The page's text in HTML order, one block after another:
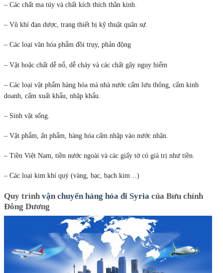
– Các chất ma túy và chất kích thích thần kinh.
– Vũ khí đạn dược, trang thiết bị kỹ thuật quân sự.
– Các loại văn hóa phẩm đồi trụy, phản động
– Vật hoặc chất dễ nổ, dễ cháy và các chất gây nguy hiểm
– Các loại vật phẩm hàng hóa mà nhà nước cấm lưu thông, cấm kinh
doanh, cấm xuất khẩu, nhập khẩu.
– Sinh vật sống.
– Vật phẩm, ấn phẩm, hàng hóa cấm nhập vào nước nhận.
– Tiền Việt Nam, tiền nước ngoài và các giấy tờ có giá trị như tiền.
– Các loại kim khí quý (vàng, bạc, bạch kim…)
Quy trình vận chuyển hàng hóa đi Syria của Bưu chính
Đông Dương